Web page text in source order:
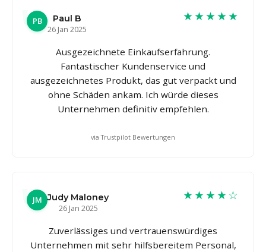
PB
Paul B
26 Jan 2025
★★★★★
Ausgezeichnete Einkaufserfahrung.
Fantastischer Kundenservice und
ausgezeichnetes Produkt, das gut verpackt und
ohne Schäden ankam. Ich würde dieses
Unternehmen definitiv empfehlen.
via Trustpilot Bewertungen
JM Judy Maloney
26 Jan 2025
★★★★☆
Zuverlässiges und vertrauenswürdiges
Unternehmen mit sehr hilfsbereitem Personal,